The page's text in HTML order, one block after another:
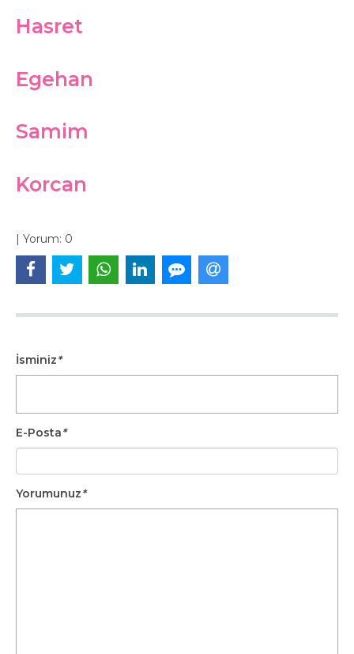
Hasret
Egehan
Samim
Korcan
| Yorum: 0
İsminiz*
E-Posta*
Yorumunuz*